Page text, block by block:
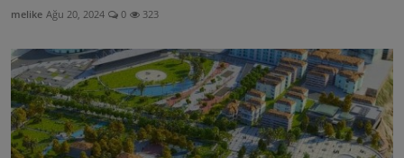
melike Ağu 20, 2024 0 323